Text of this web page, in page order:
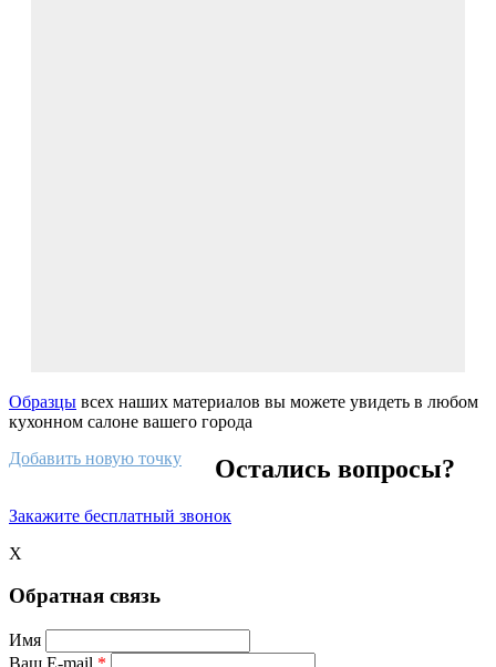
Образцы всех наших материалов вы можете увидеть в любом
кухонном салоне вашего города
Добавить новую точку
Остались вопросы?
Закажите бесплатный звонок
X
Обратная связь
Имя